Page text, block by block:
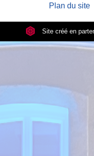
Plan du site
Site créé en